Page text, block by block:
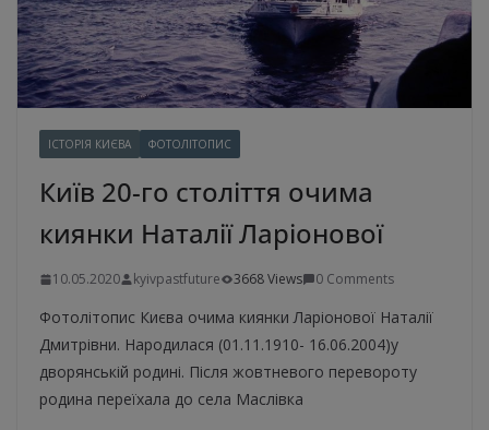
ІСТОРІЯ КИЄВА ФОТОЛІТОПИС
Київ 20-го століття очима
киянки Наталії Ларіонової
10.05.2020 kyivpastfuture 3668 Views 0 Comments
Фотолітопис Києва очима киянки Ларіонової Наталії
Дмитрівни. Народилася (01.11.1910- 16.06.2004)у
дворянській родині. Після жовтневого перевороту
родина переїхала до села Маслівка